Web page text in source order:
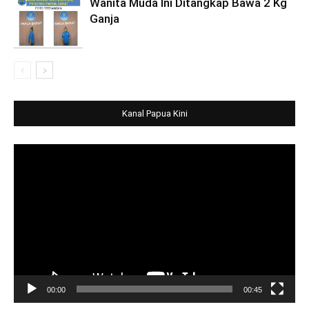
Wanita Muda Ini Ditangkap Bawa 2 Kg
Ganja
Kanal Papua Kini
00:00 00:45